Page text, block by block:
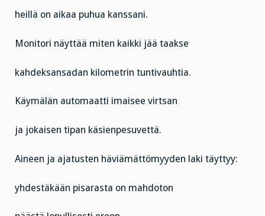
heillä on aikaa puhua kanssani.
Monitori näyttää miten kaikki jää taakse
kahdeksansadan kilometrin tuntivauhtia.
Käymälän automaatti imaisee virtsan
ja jokaisen tipan käsienpesuvettä.
Aineen ja ajatusten häviämättömyyden laki täyttyy:
yhdestäkään pisarasta on mahdoton